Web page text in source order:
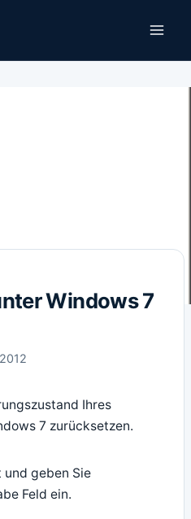
Windows 7
Ihres
7 zurücksetzen.
und geben Sie
Feld ein.